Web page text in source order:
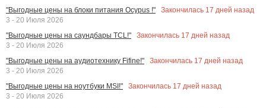
"Выгодные цены на блоки питания Ocypus !"
Закончилась 17 дней назад
3 - 20 Июля 2026
"Выгодные цены на саундбары TCL!"
Закончилась 17 дней назад
3 - 20 Июля 2026
"Выгодные цены на аудиотехнику Fifine!"
Закончилась 17 дней назад
3 - 20 Июля 2026
"Выгодные цены на ноутбуки MSI!"
Закончилась 17 дней назад
3 - 20 Июля 2026